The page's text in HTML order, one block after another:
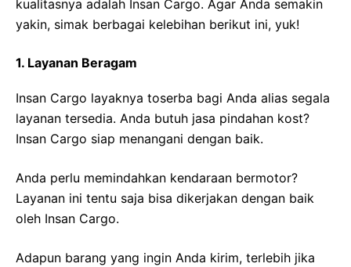
kualitasnya adalah Insan Cargo. Agar Anda semakin
yakin, simak berbagai kelebihan berikut ini, yuk!
1. Layanan Beragam
Insan Cargo layaknya toserba bagi Anda alias segala
layanan tersedia. Anda butuh jasa pindahan kost?
Insan Cargo siap menangani dengan baik.
Anda perlu memindahkan kendaraan bermotor?
Layanan ini tentu saja bisa dikerjakan dengan baik
oleh Insan Cargo.
Adapun barang yang ingin Anda kirim, terlebih jika